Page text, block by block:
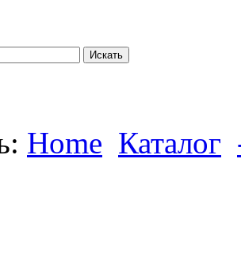
Искать
Home Каталог